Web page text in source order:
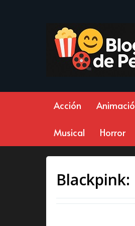
Acción
Musical Horror
Blackpink: